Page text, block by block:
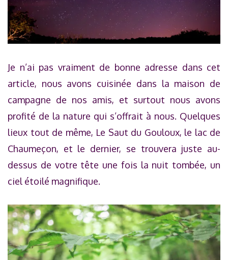
Je n’ai pas vraiment de bonne adresse dans cet
article, nous avons cuisinée dans la maison de
campagne de nos amis, et surtout nous avons
profité de la nature qui s’offrait à nous. Quelques
lieux tout de même, Le Saut du Gouloux, le lac de
Chaumeçon, et le dernier, se trouvera juste au-
dessus de votre tête une fois la nuit tombée, un
ciel étoilé magnifique.